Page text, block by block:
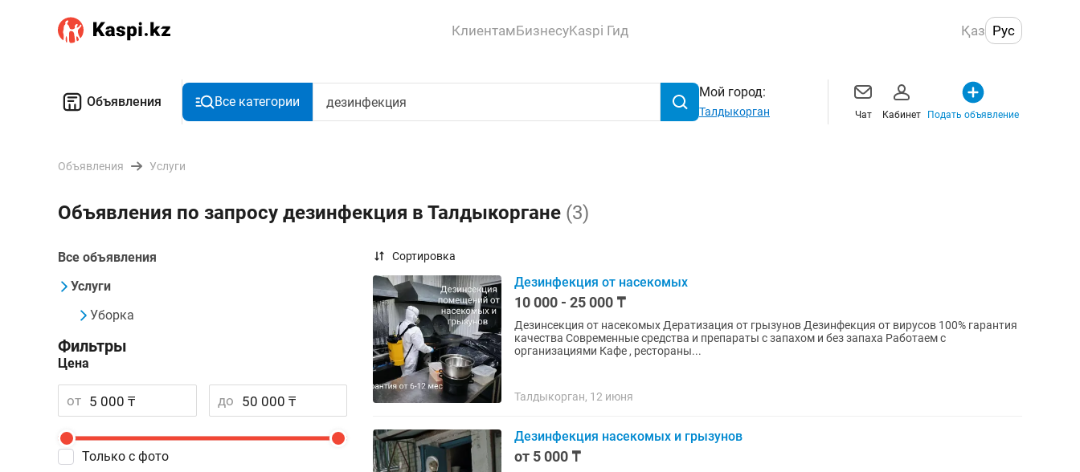
КлиентамБизнесуKaspi Гид Қаз Рус
Объявления Все категории
Мой город:
Талдыкорган Чат Кабинет Подать объявление
Объявления Услуги
Объявления по запросу дезинфекция в Талдыкоргане (3)
Все объявления
Услуги
Уборка
Фильтры
Цена
от до
Только с фото
Сортировка
Дезинфекция от насекомых
10 000 - 25 000 ₸
Дезинсекция от насекомых Дератизация от грызунов Дезинфекция от вирусов 100% гарантия
качества Современные средства и препараты с запахом и без запаха Работаем с
организациями Кафе , рестораны...
Талдыкорган, 12 июня
Дезинфекция насекомых и грызунов
от 5 000 ₸